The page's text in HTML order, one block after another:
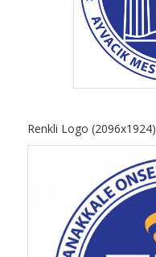
Renkli Logo (2096x1924)